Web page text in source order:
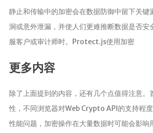
静止和传输中的加密会在数据防御中留下关键
洞或意外泄漏，并使人们更难推断数据是否安
服客户或审计师时。Protect.js使用加密
更多内容
除了上面提到的内容，还有几个点值得注意。
性，不同浏览器对Web Crypto API的支持程
性能问题，加密操作在大量数据时可能会影响